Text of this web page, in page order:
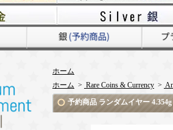
ホーム
ホーム > Rare Coins & Currency >
予約商品 ランダムイヤー